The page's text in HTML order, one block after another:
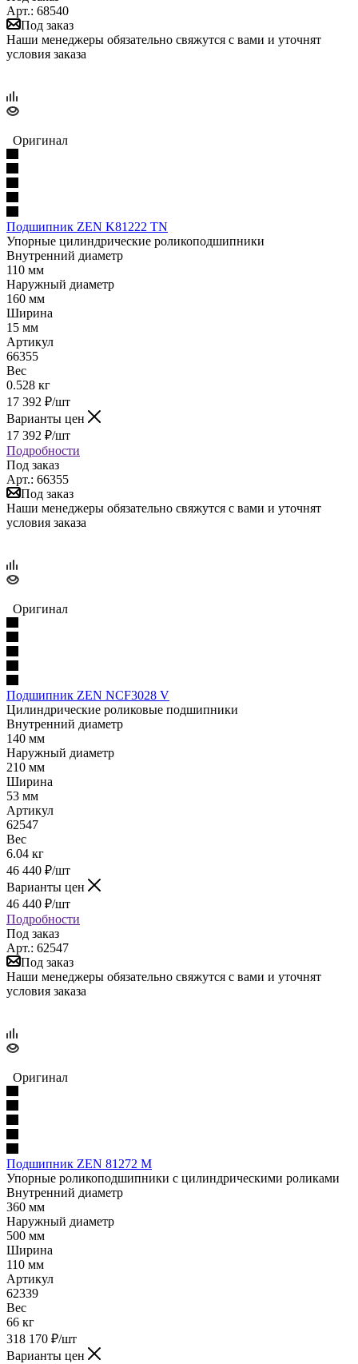
Арт.: 68540
Под заказ
Наши менеджеры обязательно свяжутся с вами и уточнят
условия заказа
Оригинал
Подшипник ZEN K81222 TN
Упорные цилиндрические роликоподшипники
Внутренний диаметр
110 мм
Наружный диаметр
160 мм
Ширина
15 мм
Артикул
66355
Вес
0.528 кг
17 392 ₽/шт
Варианты цен
17 392 ₽/шт
Подробности
Под заказ
Арт.: 66355
Под заказ
Наши менеджеры обязательно свяжутся с вами и уточнят
условия заказа
Оригинал
Подшипник ZEN NCF3028 V
Цилиндрические роликовые подшипники
Внутренний диаметр
140 мм
Наружный диаметр
210 мм
Ширина
53 мм
Артикул
62547
Вес
6.04 кг
46 440 ₽/шт
Варианты цен
46 440 ₽/шт
Подробности
Под заказ
Арт.: 62547
Под заказ
Наши менеджеры обязательно свяжутся с вами и уточнят
условия заказа
Оригинал
Подшипник ZEN 81272 M
Упорные роликоподшипники с цилиндрическими роликами
Внутренний диаметр
360 мм
Наружный диаметр
500 мм
Ширина
110 мм
Артикул
62339
Вес
66 кг
318 170 ₽/шт
Варианты цен